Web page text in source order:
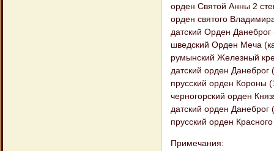
орден Святой Анны 2
орден святого
датский Орден Данеброг
шведский Орден Меча
румынский Железный
датский орден Данеброг
прусский орден Короны
черногорский орден
датский орден
прусский орден
Примечания: